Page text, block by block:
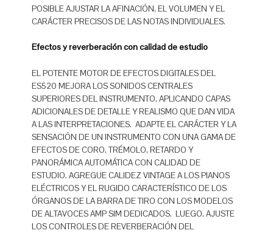
POSIBLE AJUSTAR LA AFINACIÓN, EL VOLUMEN Y EL
CARÁCTER PRECISOS DE LAS NOTAS INDIVIDUALES.
Efectos y reverberación con calidad de estudio
EL POTENTE MOTOR DE EFECTOS DIGITALES DEL
ES520 MEJORA LOS SONIDOS CENTRALES
SUPERIORES DEL INSTRUMENTO, APLICANDO CAPAS
ADICIONALES DE DETALLE Y REALISMO QUE DAN VIDA
A LAS INTERPRETACIONES. ADAPTE EL CARÁCTER Y LA
SENSACIÓN DE UN INSTRUMENTO CON UNA GAMA DE
EFECTOS DE CORO, TRÉMOLO, RETARDO Y
PANORÁMICA AUTOMÁTICA CON CALIDAD DE
ESTUDIO. AGREGUE CALIDEZ VINTAGE A LOS PIANOS
ELÉCTRICOS Y EL RUGIDO CARACTERÍSTICO DE LOS
ÓRGANOS DE LA BARRA DE TIRO CON LOS MODELOS
DE ALTAVOCES AMP SIM DEDICADOS. LUEGO, AJUSTE
LOS CONTROLES DE REVERBERACIÓN DEL